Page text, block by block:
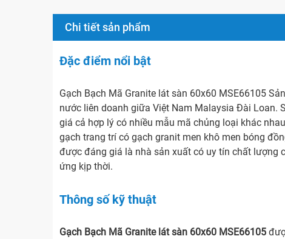
Chi tiết sản phẩm
Đặc điểm nổi bật
Gạch Bạch Mã Granite lát sàn 60x60 MSE66105
nước liên doanh giữa Việt Nam Malaysia Đài Loan.
giá cả hợp lý có nhiều mẫu mã chủng loại khác
gạch trang trí có gạch granit men khô men bóng
được đáng giá là nhà sản xuất có uy tín chất lượng
ứng kịp thời.
Thông số kỹ thuật
Gạch Bạch Mã Granite lát sàn 60x60 MSE66105